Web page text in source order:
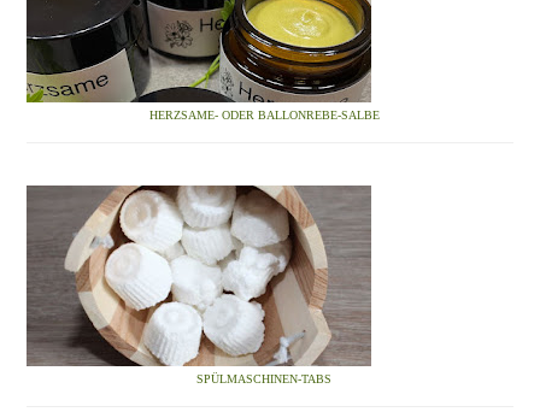
HERZSAME- ODER BALLONREBE-SALBE
SPÜLMASCHINEN-TABS